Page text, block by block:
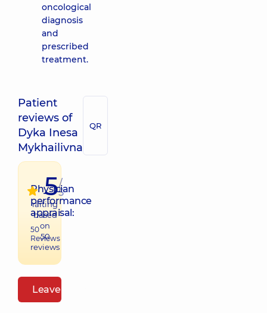
oncological
diagnosis
and
prescribed
treatment.
Patient
reviews of
Dyka Inesa
Mykhailivna
QR
Physician
performance
appraisal:
50
Reviews
5/
5
raiting
based
on
50
reviews
Leave a review